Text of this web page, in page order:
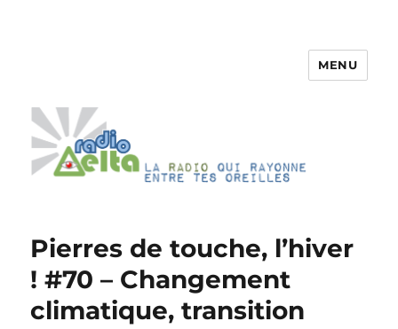
MENU
Pierres de touche, l’hiver
! #70 – Changement
climatique, transition